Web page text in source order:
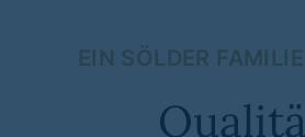
EIN SÖLDER